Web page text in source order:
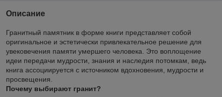
Описание
Гранитный памятник в форме книги представляет собой
оригинальное и эстетически привлекательное решение для
увековечения памяти умершего человека. Это воплощение
идеи передачи мудрости, знания и наследия потомкам, ведь
книга ассоциируется с источником вдохновения, мудрости и
просвещения.
Почему выбирают гранит?